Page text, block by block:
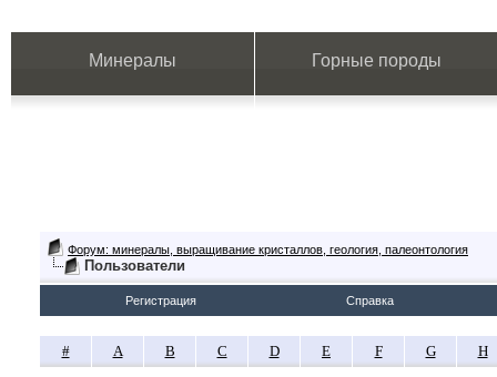
Минералы Горные породы
Форум: минералы, выращивание кристаллов, геология, палеонтология
Пользователи
Регистрация Справка
# A B C D E F G H